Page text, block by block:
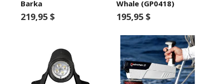
Barka
219,95 $
Whale (GP0418)
195,95 $